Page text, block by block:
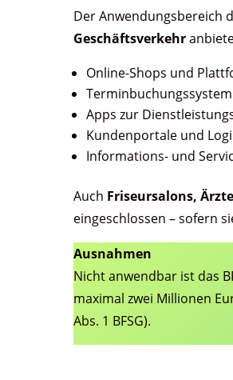
Der Anwendungsbereich
Geschäftsverkehr
Online-Shops und
Apps zur
Kundenportale und
Informations- und
Auch Friseursalons,
eingeschlossen – sofern
Ausnahmen
Nicht anwendbar ist das
maximal zwei Millionen
Abs. 1 BFSG).